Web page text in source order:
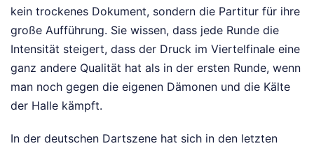
kein trockenes Dokument, sondern die Partitur für ihre
große Aufführung. Sie wissen, dass jede Runde die
Intensität steigert, dass der Druck im Viertelfinale eine
ganz andere Qualität hat als in der ersten Runde, wenn
man noch gegen die eigenen Dämonen und die Kälte
der Halle kämpft.
In der deutschen Dartszene hat sich in den letzten